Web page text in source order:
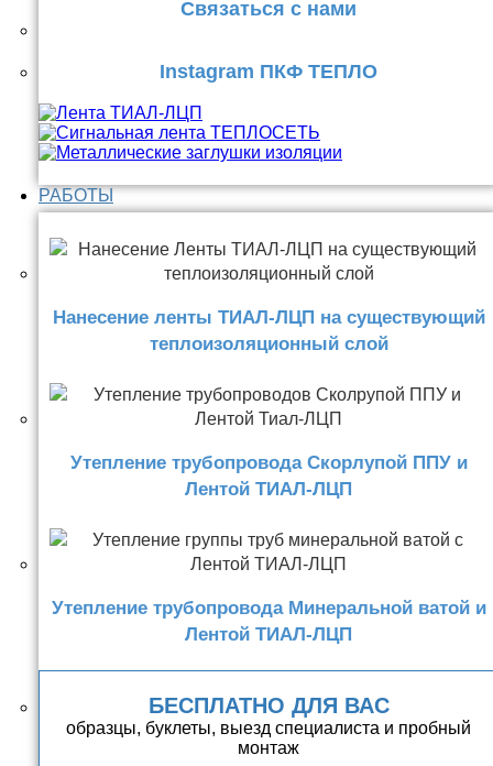
Связаться с нами
Instagram ПКФ ТЕПЛО
РАБОТЫ
Нанесение ленты ТИАЛ-ЛЦП на существующий
теплоизоляционный слой
Утепление трубопровода Скорлупой ППУ и
Лентой ТИАЛ-ЛЦП
Утепление трубопровода Минеральной ватой и
Лентой ТИАЛ-ЛЦП
БЕСПЛАТНО ДЛЯ ВАС
образцы, буклеты, выезд специалиста и пробный
монтаж